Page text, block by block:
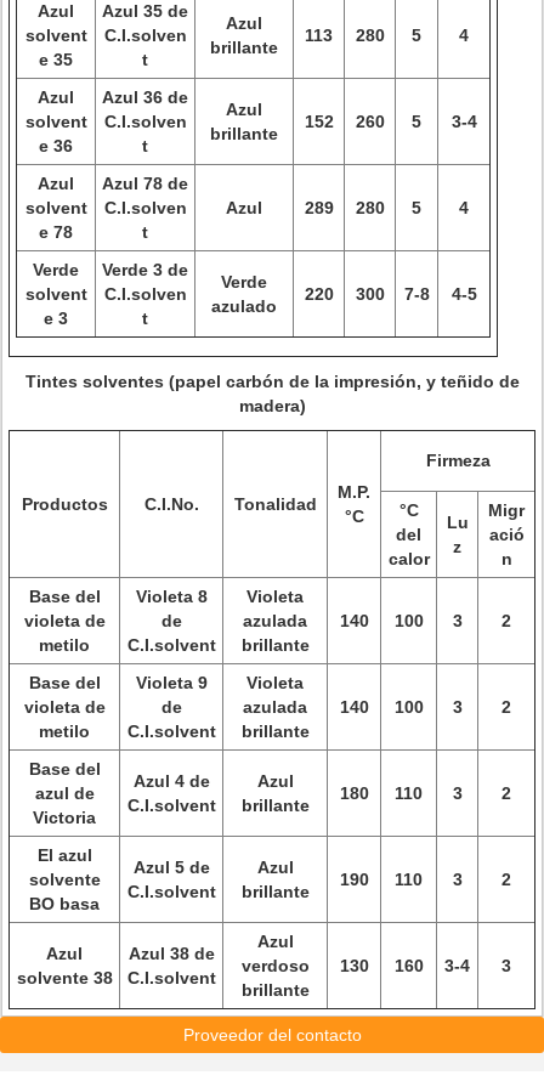
Azul
solvent
e 35
Azul 35 de
C.I.solven
t
Azul
brillante
113 280 5 4
Azul
solvent
e 36
Azul 36 de
C.I.solven
t
Azul
brillante
152 260 5 3-4
Azul
solvent
e 78
Azul 78 de
C.I.solven
t
Azul 289 280 5 4
Verde
solvent
e 3
Verde 3 de
C.I.solven
t
Verde
azulado
220 300 7-8 4-5
Tintes solventes (papel carbón de la impresión, y teñido de
madera)
Productos C.I.No. Tonalidad
M.P.
°C
Firmeza
°C
del
calor
Lu
z
Migr
ació
n
Base del
violeta de
metilo
Violeta 8
de
C.I.solvent
Violeta
azulada
brillante
140 100 3 2
Base del
violeta de
metilo
Violeta 9
de
C.I.solvent
Violeta
azulada
brillante
140 100 3 2
Base del
azul de
Victoria
Azul 4 de
C.I.solvent
Azul
brillante
180 110 3 2
El azul
solvente
BO basa
Azul 5 de
C.I.solvent
Azul
brillante
190 110 3 2
Azul
solvente 38
Azul 38 de
C.I.solvent
Azul
verdoso
brillante
130 160 3-4 3
Proveedor del contacto